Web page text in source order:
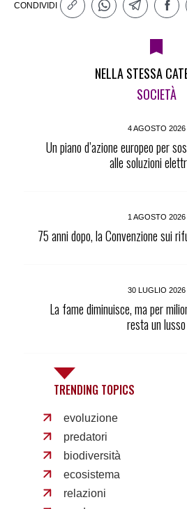
CONDIVIDI
NELLA STESSA
SOCIETÀ
4 AGOSTO 2026
Un piano d’azione europeo per
alle soluzioni
1 AGOSTO 2026
75 anni dopo, la Convenzione sui
30 LUGLIO 2026
La fame diminuisce, ma per
resta un lusso
TRENDING TOPICS
evoluzione
predatori
biodiversità
ecosistema
relazioni